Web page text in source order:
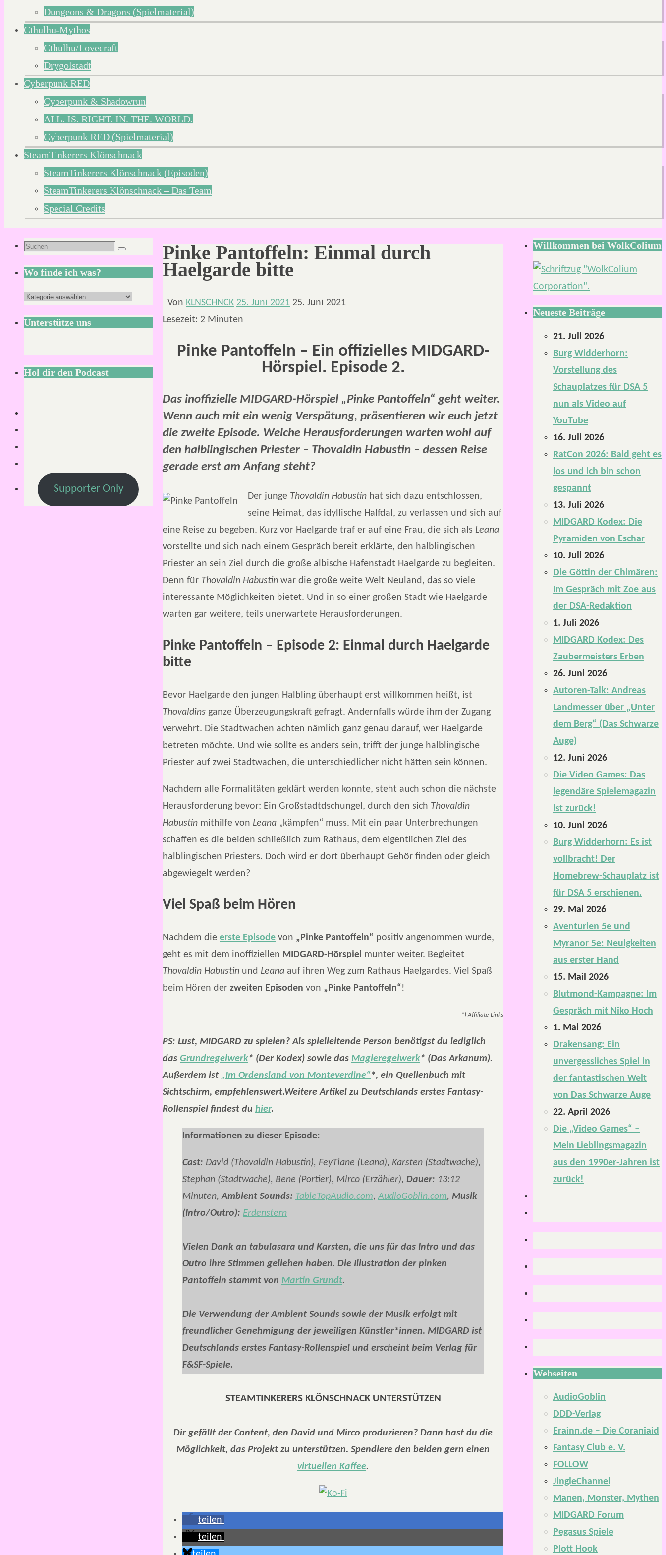
Dungeons & Dragons (Spielmaterial)
Cthulhu-Mythos
Cthulhu/Lovecraft
Drygolstadt
Cyberpunk RED
Cyberpunk & Shadowrun
ALL. IS. RIGHT. IN. THE. WORLD.
Cyberpunk RED (Spielmaterial)
SteamTinkerers Klönschnack
SteamTinkerers Klönschnack (Episoden)
SteamTinkerers Klönschnack – Das Team
Special Credits
Pinke Pantoffeln: Einmal durch
Haelgarde bitte
Von KLNSCHNCK 25. Juni 2021 25. Juni 2021
Lesezeit: 2 Minuten
Pinke Pantoffeln – Ein offizielles MIDGARD-
Hörspiel. Episode 2.
Das inoffizielle MIDGARD-Hörspiel „Pinke Pantoffeln“ geht weiter.
Wenn auch mit ein wenig Verspätung, präsentieren wir euch jetzt
die zweite Episode. Welche Herausforderungen warten wohl auf
den halblingischen Priester – Thovaldin Habustin – dessen Reise
gerade erst am Anfang steht?
Der junge Thovaldin Habustin hat sich dazu entschlossen,
seine Heimat, das idyllische Halfdal, zu verlassen und sich auf
eine Reise zu begeben. Kurz vor Haelgarde traf er auf eine Frau, die sich als Leana
vorstellte und sich nach einem Gespräch bereit erklärte, den halblingischen
Priester an sein Ziel durch die große albische Hafenstadt Haelgarde zu begleiten.
Denn für Thovaldin Habustin war die große weite Welt Neuland, das so viele
interessante Möglichkeiten bietet. Und in so einer großen Stadt wie Haelgarde
warten gar weitere, teils unerwartete Herausforderungen.
Pinke Pantoffeln – Episode 2: Einmal durch Haelgarde
bitte
Bevor Haelgarde den jungen Halbling überhaupt erst willkommen heißt, ist
Thovaldins ganze Überzeugungskraft gefragt. Andernfalls würde ihm der Zugang
verwehrt. Die Stadtwachen achten nämlich ganz genau darauf, wer Haelgarde
betreten möchte. Und wie sollte es anders sein, trifft der junge halblingische
Priester auf zwei Stadtwachen, die unterschiedlicher nicht hätten sein können.
Nachdem alle Formalitäten geklärt werden konnte, steht auch schon die nächste
Herausforderung bevor: Ein Großstadtdschungel, durch den sich Thovaldin
Habustin mithilfe von Leana „kämpfen“ muss. Mit ein paar Unterbrechungen
schaffen es die beiden schließlich zum Rathaus, dem eigentlichen Ziel des
halblingischen Priesters. Doch wird er dort überhaupt Gehör finden oder gleich
abgewiegelt werden?
Viel Spaß beim Hören
Nachdem die erste Episode von „Pinke Pantoffeln“ positiv angenommen wurde,
geht es mit dem inoffiziellen MIDGARD-Hörspiel munter weiter. Begleitet
Thovaldin Habustin und Leana auf ihren Weg zum Rathaus Haelgardes. Viel Spaß
beim Hören der zweiten Episoden von „Pinke Pantoffeln“ !
*) Affiliate-Links
PS: Lust, MIDGARD zu spielen? Als spielleitende Person benötigst du lediglich
das Grundregelwerk* (Der Kodex) sowie das Magieregelwerk* (Das Arkanum).
Außerdem ist „Im Ordensland von Monteverdine“ *, ein Quellenbuch mit
Sichtschirm, empfehlenswert.Weitere Artikel zu Deutschlands erstes Fantasy-
Rollenspiel findest du hier.
Informationen zu dieser Episode:
Cast: David (Thovaldin Habustin), FeyTiane (Leana), Karsten (Stadtwache),
Stephan (Stadtwache), Bene (Portier), Mirco (Erzähler), Dauer: 13:12
Minuten,Ambient Sounds: TableTopAudio.com,AudioGoblin.com, Musik
(Intro/Outro): Erdenstern
Vielen Dank an tabulasara und Karsten, die uns für das Intro und das
Outro ihre Stimmen geliehen haben. Die Illustration der pinken
Pantoffeln stammt von Martin Grundt.
Die Verwendung der Ambient Sounds sowie der Musik erfolgt mit
freundlicher Genehmigung der jeweiligen Künstler*innen. MIDGARD ist
Deutschlands erstes Fantasy-Rollenspiel und erscheint beim Verlag für
F&SF-Spiele.
STEAMTINKERERS KLÖNSCHNACK UNTERSTÜTZEN
Dir gefällt der Content, den David und Mirco produzieren? Dann hast du die
Möglichkeit, das Projekt zu unterstützen. Spendiere den beiden gern einen
virtuellen Kaffee.
teilen
teilen
Suchen
nach:
Suchen
Wo finde ich was?
Wo
finde
ich
Unterstütze uns
Hol dir den Podcast
Supporter Only
Willkommen bei WolkColium
Neueste Beiträge
21. Juli 2026
Burg Widderhorn:
Vorstellung des
Schauplatzes für DSA 5
nun als Video auf
YouTube
16. Juli 2026
RatCon 2026: Bald geht es
los und ich bin schon
gespannt
13. Juli 2026
MIDGARD Kodex: Die
Pyramiden von Eschar
10. Juli 2026
Die Göttin der Chimären:
Im Gespräch mit Zoe aus
der DSA-Redaktion
1. Juli 2026
MIDGARD Kodex: Des
Zaubermeisters Erben
26. Juni 2026
Autoren-Talk: Andreas
Landmesser über „Unter
dem Berg“ (Das Schwarze
Auge)
12. Juni 2026
Die Video Games: Das
legendäre Spielemagazin
ist zurück!
10. Juni 2026
Burg Widderhorn: Es ist
vollbracht! Der
Homebrew-Schauplatz ist
für DSA 5 erschienen.
29. Mai 2026
Aventurien 5e und
Myranor 5e: Neuigkeiten
aus erster Hand
15. Mail 2026
Blutmond-Kampagne: Im
Gespräch mit Niko Hoch
1. Mai 2026
Drakensang: Ein
unvergessliches Spiel in
der fantastischen Welt
von Das Schwarze Auge
22. April 2026
Die „Video Games“ –
Mein Lieblingsmagazin
aus den 1990er-Jahren ist
zurück!
Webseiten
AudioGoblin
DDD-Verlag
Erainn.de – Die Coraniaid
Fantasy Club e. V.
FOLLOW
JingleChannel
Manen, Monster, Mythen
MIDGARD Forum
Pegasus Spiele
Plott Hook